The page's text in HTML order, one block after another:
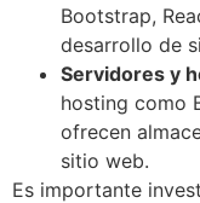
Bootstrap,
desarrollo de
Servidores y
hosting como
ofrecen
sitio web.
Es importante